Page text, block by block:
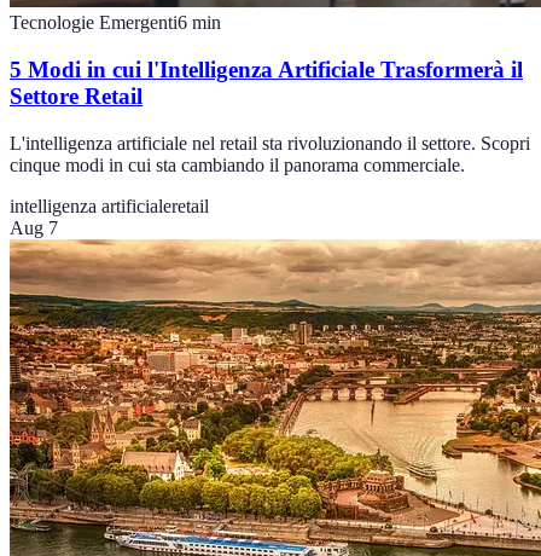
Tecnologie Emergenti6 min
5 Modi in cui l'Intelligenza Artificiale Trasformerà il
Settore Retail
L'intelligenza artificiale nel retail sta rivoluzionando il settore. Scopri
cinque modi in cui sta cambiando il panorama commerciale.
intelligenza artificialeretail
Aug 7